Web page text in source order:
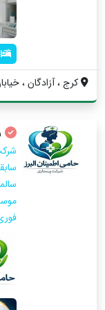
کرج ، آزادگان ،